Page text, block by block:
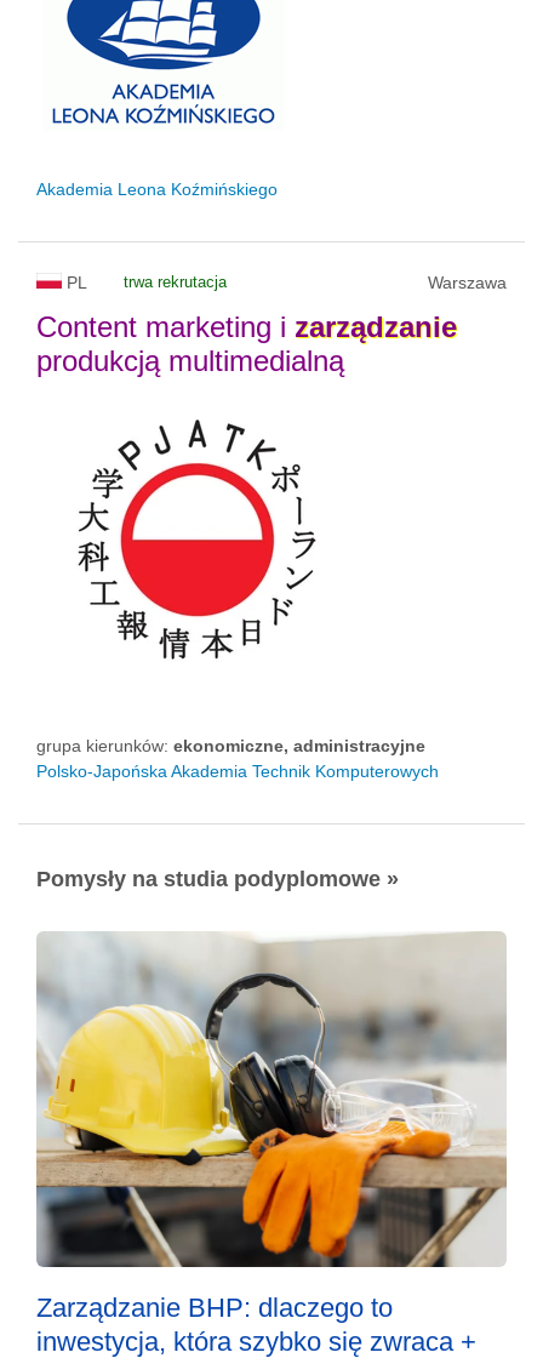
Akademia Leona Koźmińskiego
PL trwa rekrutacja Warszawa
Content marketing i zarządzanie
produkcją multimedialną
grupa kierunków: ekonomiczne, administracyjne
Polsko-Japońska Akademia Technik Komputerowych
Pomysły na studia podyplomowe »
Zarządzanie BHP: dlaczego to
inwestycja, która szybko się zwraca +